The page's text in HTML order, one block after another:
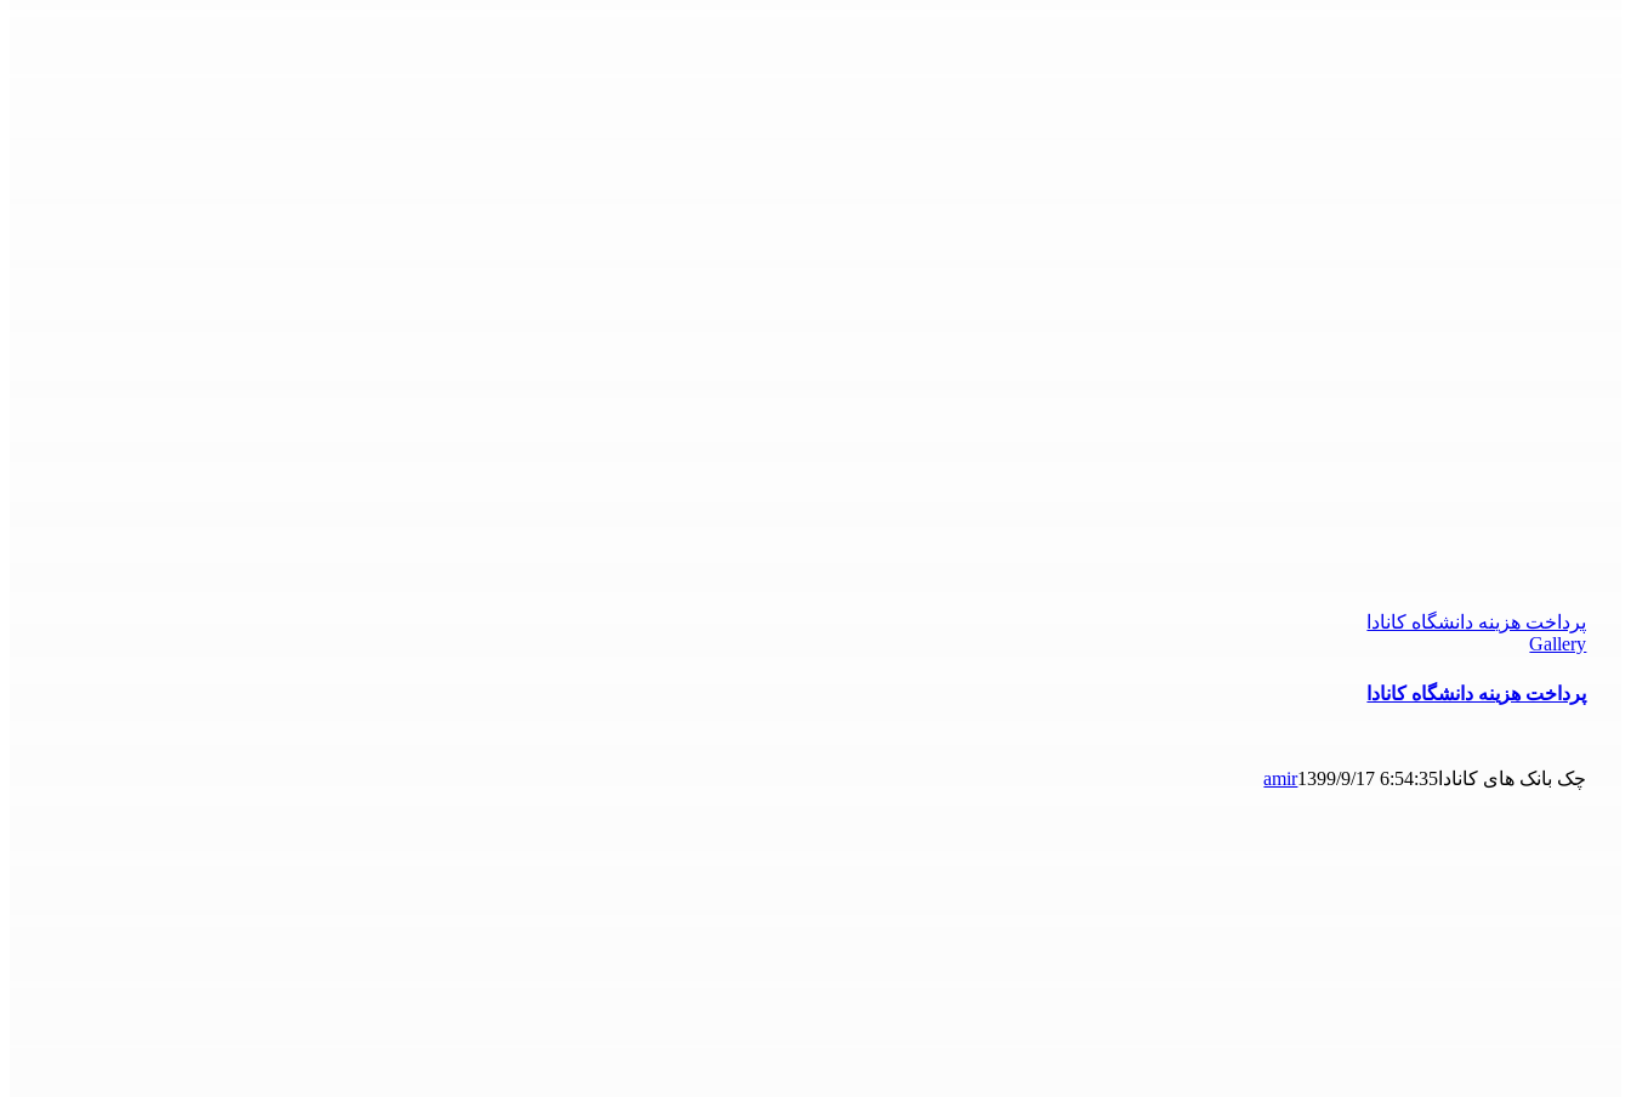
پرداخت هزینه دانشگاه کانادا
Gallery
پرداخت هزینه دانشگاه کانادا
چک بانک های کانادا amir1399/9/17 6:54:35